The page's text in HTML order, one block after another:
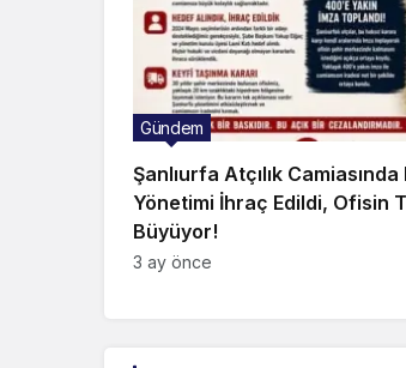
Şanlıurfa Atçılık
Yönetimi İhraç Edildi, Ofisin
Büyüyor!
Gündem
3 ay önce